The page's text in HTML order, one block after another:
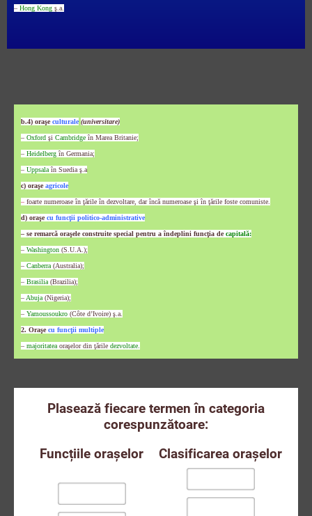
– Hong Kong ş.a.
b.4) oraşe culturale (universitare)
– Oxford şi Cambridge în Marea Britanie;
– Heidelberg în Germania;
– Uppsala în Suedia ş.a
c) oraşe agricole
– foarte numeroase în ţările în dezvoltare, dar încă numeroase şi în ţările foste comuniste.
d) oraşe cu funcţii politico-administrative
– se remarcă oraşele construite special pentru a îndeplini funcţia de capitală:
– Washington (S.U.A.);
– Canberra (Australia);
– Brasilia (Brazilia);
–Abuja (Nigeria);
– Yamoussoukro (Côte d’Ivoire) ş.a.
2. Oraşe cu funcţii multiple
– majoritatea oraşelor din ţările dezvoltate.
Plasează fiecare termen în categoria
corespunzătoare:
Funcțiile orașelor
Clasificarea orașelor